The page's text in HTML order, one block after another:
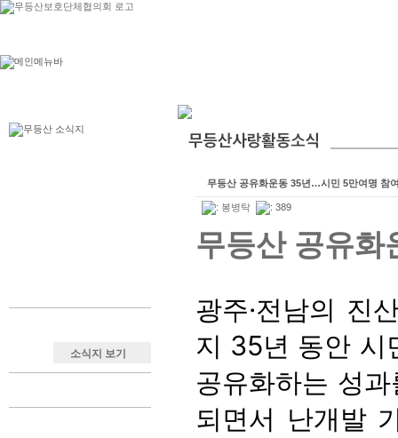
소식지 보기
무등산 공유화운동 35년…시민 5만여명 참
: 봉병탁 : 389
무등산 공유
광주·전남의 진
지 35년 동안
공유화하는 성
되면서 난개발